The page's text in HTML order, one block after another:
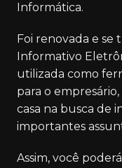
Informática.
Foi renovada e
Informativo
utilizada como
para o
casa na busca de
importantes
Assim, você